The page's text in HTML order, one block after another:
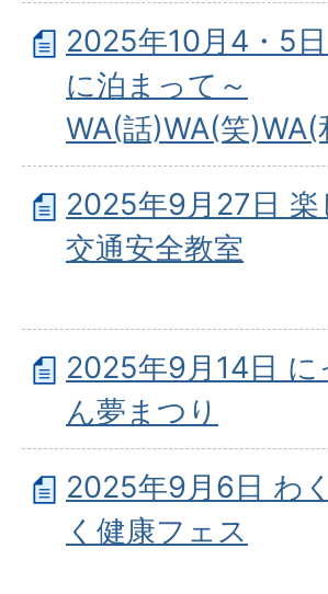
2025年10月4・5
に泊まって～
WA(話)WA(笑)WA(
2025年9月27日 楽
交通安全教室
2025年9月14日 に
ん夢まつり
2025年9月6日 わ
く健康フェス